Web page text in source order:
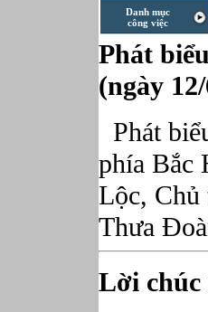
Danh mục
công việc
Phát
(ngày
Phát
phía Bắc
Lộc, Chủ
Thưa
Lời chúc